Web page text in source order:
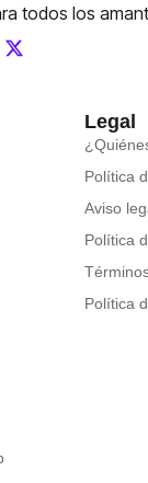
todos los
Legal
Política
Aviso
Política
Política